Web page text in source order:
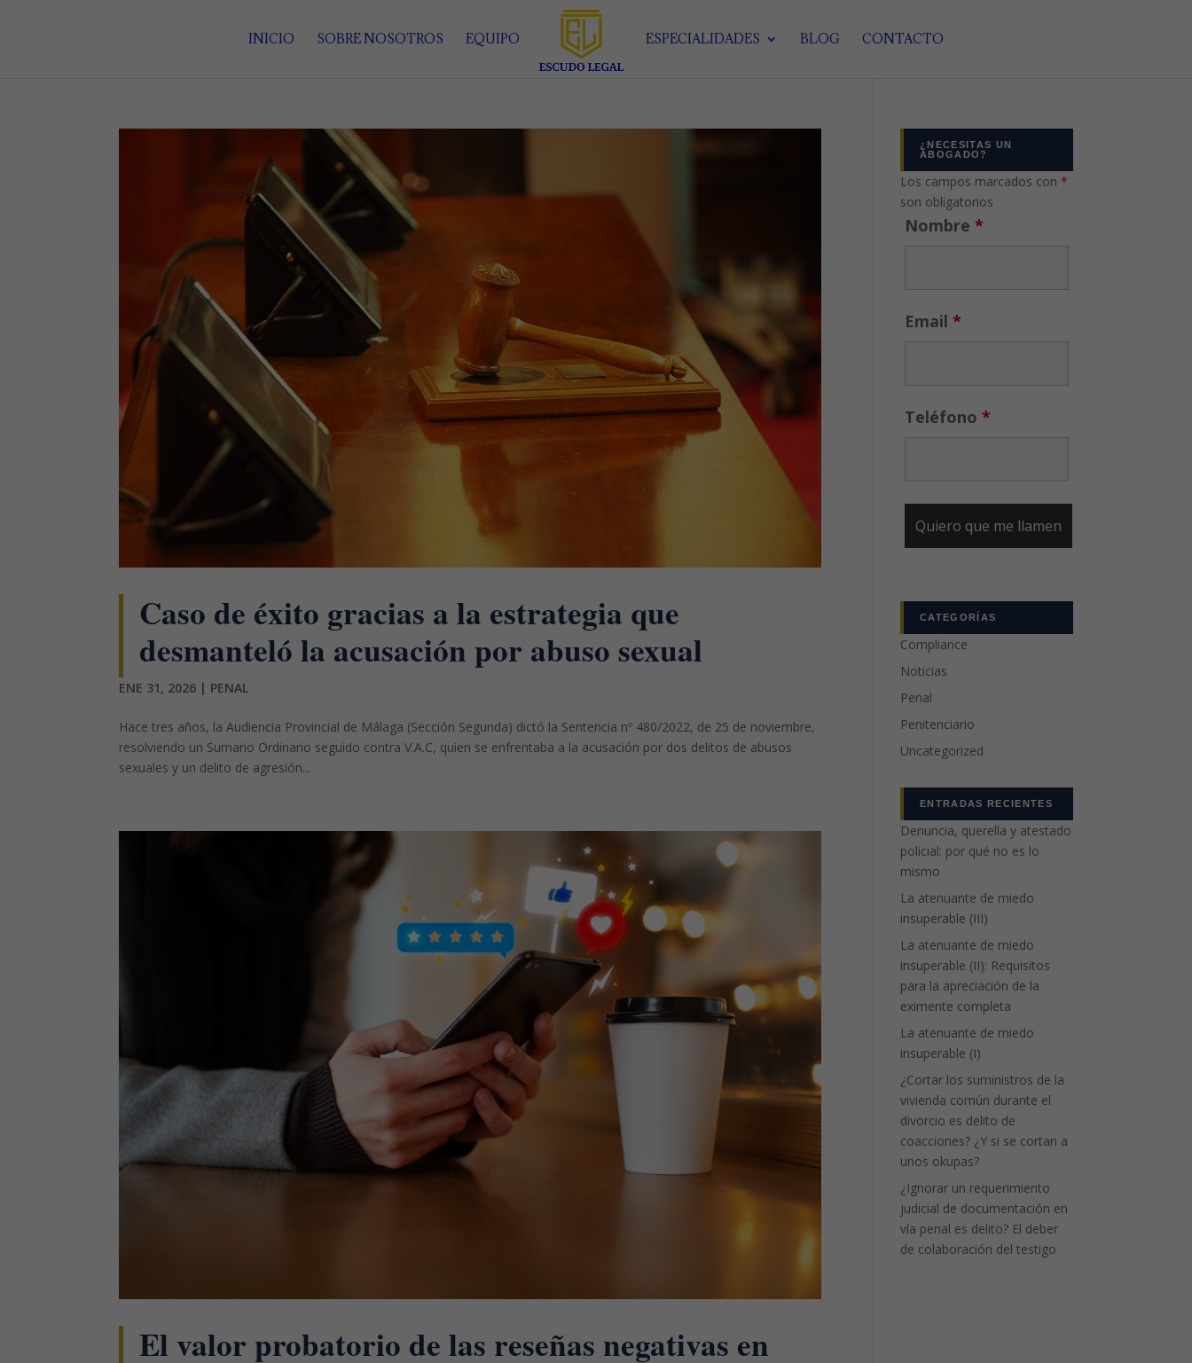
INICIO SOBRE NOSOTROS EQUIPO ESPECIALIDADES BLOG CONTACTO
Caso de éxito gracias a la estrategia que
desmanteló la acusación por abuso sexual
ENE 31, 2026 | PENAL
Hace tres años, la Audiencia Provincial de Málaga (Sección Segunda) dictó la Sentencia nº 480/2022, de 25 de noviembre,
resolviendo un Sumario Ordinario seguido contra V.A.C, quien se enfrentaba a la acusación por dos delitos de abusos
sexuales y un delito de agresión...
El valor probatorio de las reseñas negativas en
¿NECESITAS UN
ABOGADO?
Los campos marcados con*
son obligatorios
Nombre*
Email*
Teléfono*
CATEGORÍAS
Compliance
Noticias
Penal
Penitenciario
Uncategorized
ENTRADAS RECIENTES
Denuncia, querella y atestado
policial: por qué no es lo
mismo
La atenuante de miedo
insuperable (III)
La atenuante de miedo
insuperable (II): Requisitos
para la apreciación de la
eximente completa
La atenuante de miedo
insuperable (I)
¿Cortar los suministros de la
vivienda común durante el
divorcio es delito de
coacciones? ¿Y si se cortan a
unos okupas?
¿Ignorar un requerimiento
judicial de documentación en
vía penal es delito? El deber
de colaboración del testigo